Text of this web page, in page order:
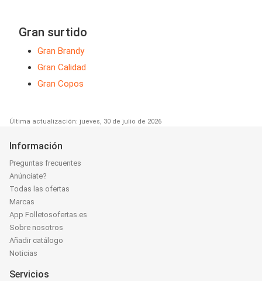
Gran surtido
Gran Brandy
Gran Calidad
Gran Copos
Última actualización: jueves, 30 de julio de 2026
Información
Preguntas frecuentes
Anúnciate?
Todas las ofertas
Marcas
App Folletosofertas.es
Sobre nosotros
Añadir catálogo
Noticias
Servicios